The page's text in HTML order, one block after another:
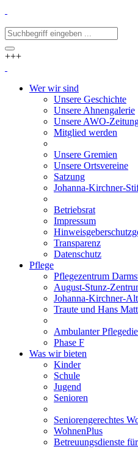
+++
Wer wir sind
Unsere Geschichte
Unsere Ahnengalerie
Unsere AWO-
Mitglied werden
Unsere Gremien
Unsere Ortsvereine
Satzung
Johanna-Kirchner-
Betriebsrat
Impressum
Transparenz
Datenschutz
Pflege
Pflegezentrum
August-Stunz-
Johanna-Kirchner-
Traute und Hans
Ambulanter
Phase F
Was wir bieten
Kinder
Schule
Jugend
Senioren
Seniorengerechtes
WohnenPlus
Betreuungsdienste